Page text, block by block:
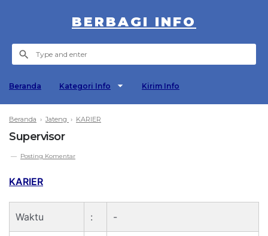
BERBAGI INFO
Beranda Kategori Info Kirim Info
Beranda ›Jateng › KARIER
Supervisor
Posting Komentar
KARIER
Waktu : -